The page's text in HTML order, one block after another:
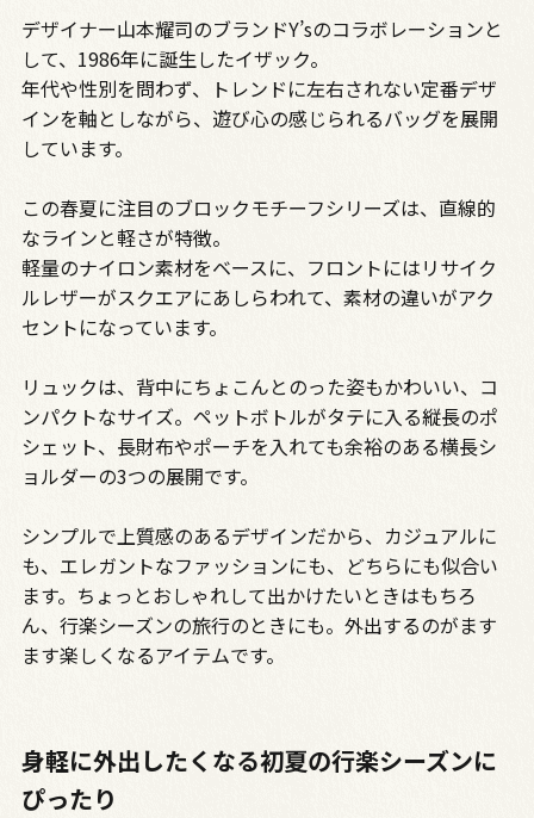
デザイナー山本耀司のブランドY’sのコラボレーションと
して、1986年に誕生したイザック。
年代や性別を問わず、トレンドに左右されない定番デザ
インを軸としながら、遊び心の感じられるバッグを展開
しています。
この春夏に注目のブロックモチーフシリーズは、直線的
なラインと軽さが特徴。
軽量のナイロン素材をベースに、フロントにはリサイク
ルレザーがスクエアにあしらわれて、素材の違いがアク
セントになっています。
リュックは、背中にちょこんとのった姿もかわいい、コ
ンパクトなサイズ。ペットボトルがタテに入る縦長のポ
シェット、長財布やポーチを入れても余裕のある横長シ
ョルダーの3つの展開です。
シンプルで上質感のあるデザインだから、カジュアルに
も、エレガントなファッションにも、どちらにも似合い
ます。ちょっとおしゃれして出かけたいときはもちろ
ん、行楽シーズンの旅行のときにも。外出するのがます
ます楽しくなるアイテムです。
身軽に外出したくなる初夏の行楽シーズンに
ぴったり